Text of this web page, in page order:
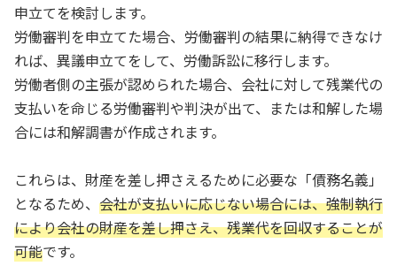
申立てを検討します。
労働審判を申立てた場合、労働審判の結果に納得できなけ
れば、異議申立てをして、労働訴訟に移行します。
労働者側の主張が認められた場合、会社に対して残業代の
支払いを命じる労働審判や判決が出て、または和解した場
合には和解調書が作成されます。
これらは、財産を差し押さえるために必要な「債務名義」
となるため、 会社が支払いに応じない場合には、強制執行
により会社の財産を差し押さえ、残業代を回収することが
可能です。